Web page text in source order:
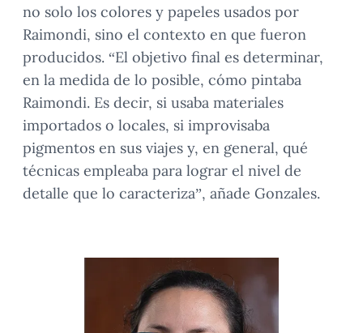
no solo los colores y papeles usados por
Raimondi, sino el contexto en que fueron
producidos. “El objetivo final es determinar,
en la medida de lo posible, cómo pintaba
Raimondi. Es decir, si usaba materiales
importados o locales, si improvisaba
pigmentos en sus viajes y, en general, qué
técnicas empleaba para lograr el nivel de
detalle que lo caracteriza”, añade Gonzales.